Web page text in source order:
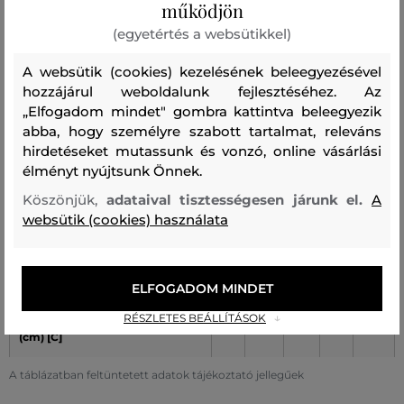
A táblázatban feltüntetett adatok tájékoztató jellegűek
95 99 103
NADRÁG-BELSŐ LÁBHOSSZ
(cm)[C]
80 81 82 83 84 85
A táblázatban feltüntetett adatok tájékoztató jellegűek
MÉRET S M L XL XXL
NADRÁG-BELSŐ LÁBHOSSZ
(cm) [C]
80 81,5 83 85 86
működjön
(egyetértés a websütikkel)
A websütik (cookies) kezelésének beleegyezésével
hozzájárul weboldalunk fejlesztéséhez. Az
„Elfogadom mindet" gombra kattintva beleegyezik
abba, hogy személyre szabott tartalmat, releváns
hirdetéseket mutassunk és vonzó, online vásárlási
élményt nyújtsunk Önnek.
Köszönjük, adataival tisztességesen járunk el.A
websütik (cookies) használata
RÉSZLETES BEÁLLÍTÁSOK
ELFOGADOM MINDET